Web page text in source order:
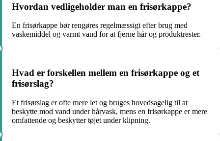
Hvordan vedligeholder man en frisørkappe?
En frisørkappe bør rengøres regelmæssigt efter brug med
vaskemiddel og varmt vand for at fjerne hår og produktrester.
Hvad er forskellen mellem en frisørkappe og et
frisørslag?
Et frisørslag er ofte mere let og bruges hovedsagelig til at
beskytte mod vand under hårvask, mens en frisørkappe er mere
omfattende og beskytter tøjet under klipning.